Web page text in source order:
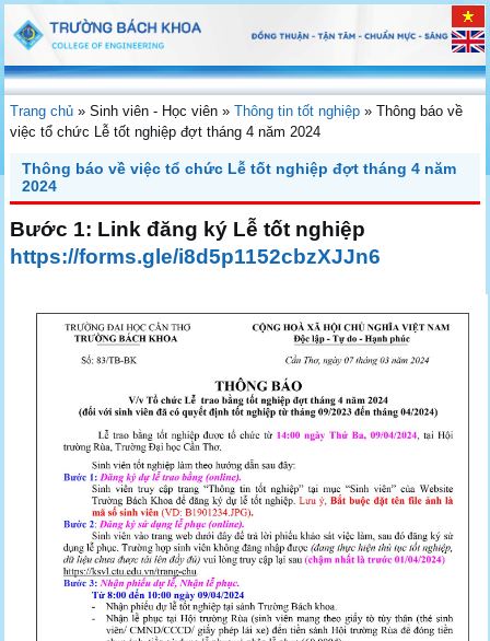
Trang chủ »Sinh viên - Học viên »Thông tin tốt nghiệp »Thông báo về
việc tổ chức Lễ tốt nghiệp đợt tháng 4 năm 2024
Thông báo về việc tổ chức Lễ tốt nghiệp đợt tháng 4 năm
2024
Bước 1: Link đăng ký Lễ tốt nghiệp
https://forms.gle/i8d5p1152cbzXJJn6